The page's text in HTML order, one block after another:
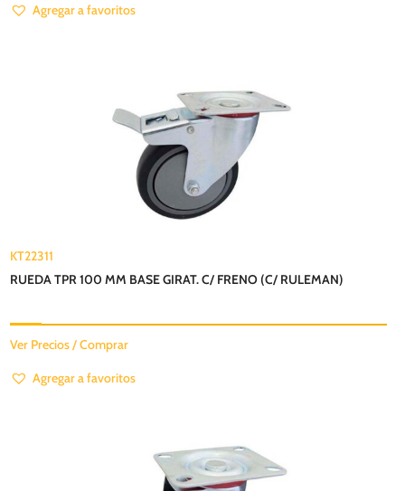
Agregar a favoritos
KT22311
RUEDA TPR 100 MM BASE GIRAT. C/ FRENO (C/ RULEMAN)
Ver Precios / Comprar
Agregar a favoritos